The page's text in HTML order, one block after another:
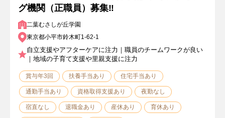
グ機関（正職員）募集‼
二葉むさしが丘学園
東京都小平市鈴木町1-62-1
自立支援やアフターケアに注力｜職員のチームワークが良い
｜地域の子育て支援や里親支援に注力
賞与年3回 扶養手当あり 住宅手当あり
通勤手当あり 資格取得支援あり 夜勤なし
宿直なし 退職金あり 産休あり 育休あり